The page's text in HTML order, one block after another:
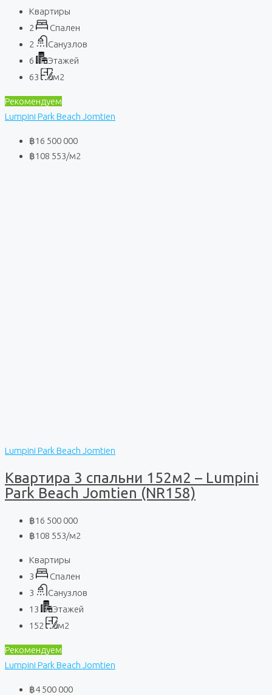
Квартиры
2
Спален
2
Санузлов
6
Этажей
63
м2
Рекомендуем
Lumpini Park Beach Jomtien
฿16 500 000
฿108 553/м2
Lumpini Park Beach Jomtien
Квартира 3 спальни 152м2 – Lumpini
Park Beach Jomtien (NR158)
฿16 500 000
฿108 553/м2
Квартиры
3
Спален
3
Санузлов
13
Этажей
152
м2
Рекомендуем
Lumpini Park Beach Jomtien
฿4 500 000